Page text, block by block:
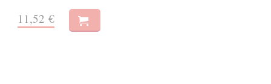
11,52 €